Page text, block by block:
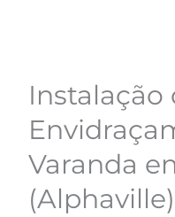
Instalação
Varanda
(Alphaville)